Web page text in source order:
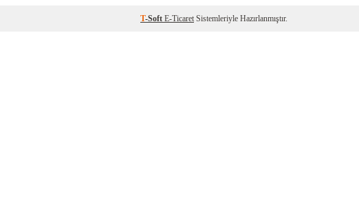
T-Soft E-Ticaret Sistemleriyle Hazırlanmıştır.